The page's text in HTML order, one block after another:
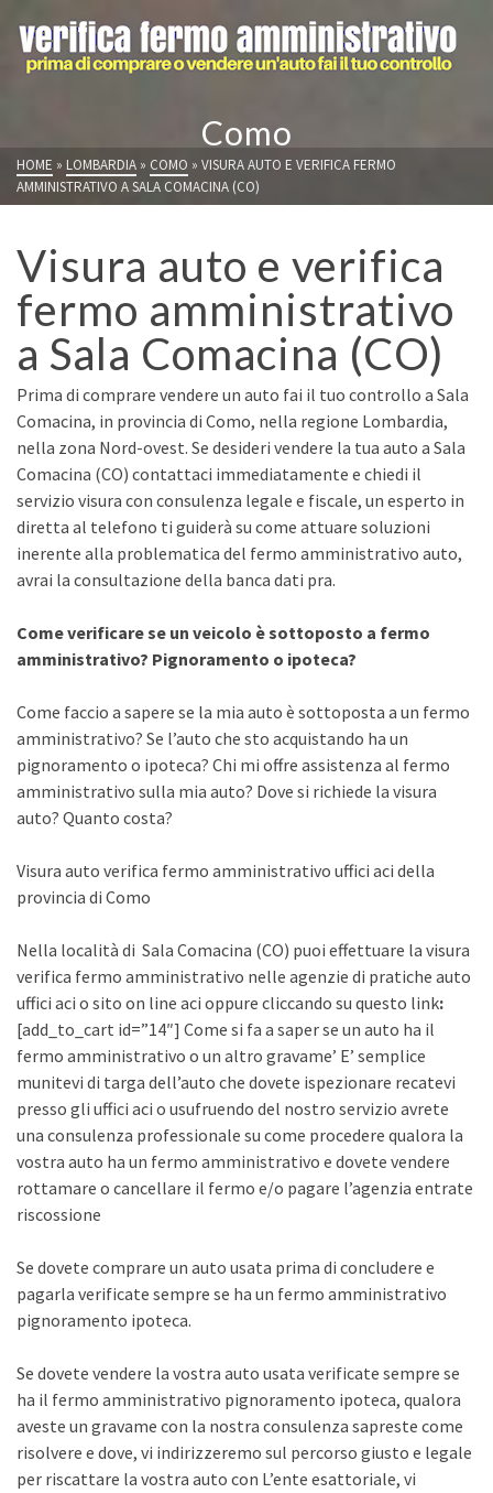
Como
HOME » LOMBARDIA » COMO » VISURA AUTO E VERIFICA FERMO
AMMINISTRATIVO A SALA COMACINA (CO)
Visura auto e verifica
fermo amministrativo
a Sala Comacina (CO)
Prima di comprare vendere un auto fai il tuo controllo a Sala
Comacina, in provincia di Como, nella regione Lombardia,
nella zona Nord-ovest. Se desideri vendere la tua auto a Sala
Comacina (CO) contattaci immediatamente e chiedi il
servizio visura con consulenza legale e fiscale, un esperto in
diretta al telefono ti guiderà su come attuare soluzioni
inerente alla problematica del fermo amministrativo auto,
avrai la consultazione della banca dati pra.
Come verificare se un veicolo è sottoposto a fermo
amministrativo? Pignoramento o ipoteca?
Come faccio a sapere se la mia auto è sottoposta a un fermo
amministrativo? Se l’auto che sto acquistando ha un
pignoramento o ipoteca? Chi mi offre assistenza al fermo
amministrativo sulla mia auto? Dove si richiede la visura
auto? Quanto costa?
Visura auto verifica fermo amministrativo uffici aci della
provincia di Como
Nella località di Sala Comacina (CO) puoi effettuare la visura
verifica fermo amministrativo nelle agenzie di pratiche auto
uffici aci o sito on line aci oppure cliccando su questo link:
[add_to_cart id=”14″] Come si fa a saper se un auto ha il
fermo amministrativo o un altro gravame’ E’ semplice
munitevi di targa dell’auto che dovete ispezionare recatevi
presso gli uffici aci o usufruendo del nostro servizio avrete
una consulenza professionale su come procedere qualora la
vostra auto ha un fermo amministrativo e dovete vendere
rottamare o cancellare il fermo e/o pagare l’agenzia entrate
riscossione
Se dovete comprare un auto usata prima di concludere e
pagarla verificate sempre se ha un fermo amministrativo
pignoramento ipoteca.
Se dovete vendere la vostra auto usata verificate sempre se
ha il fermo amministrativo pignoramento ipoteca, qualora
aveste un gravame con la nostra consulenza sapreste come
risolvere e dove, vi indirizzeremo sul percorso giusto e legale
per riscattare la vostra auto con L’ente esattoriale, vi